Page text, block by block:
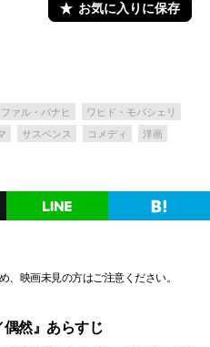
お気に入りに保存
ァル・パナヒ
ワヒド・モバシェリ
サスペンス コメディ 洋画
映画未見の方はご注意ください。
偶然』あらすじ